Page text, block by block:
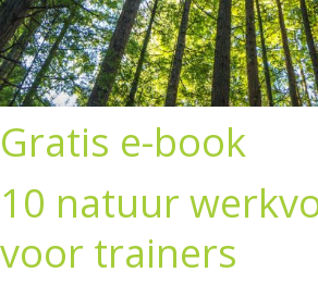
Gratis e-book
10 natuur
voor trainers